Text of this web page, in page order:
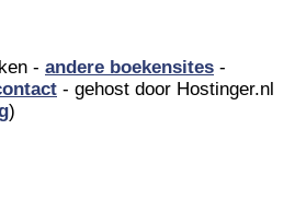
- andere boekensites -
- gehost door Hostinger.nl
)